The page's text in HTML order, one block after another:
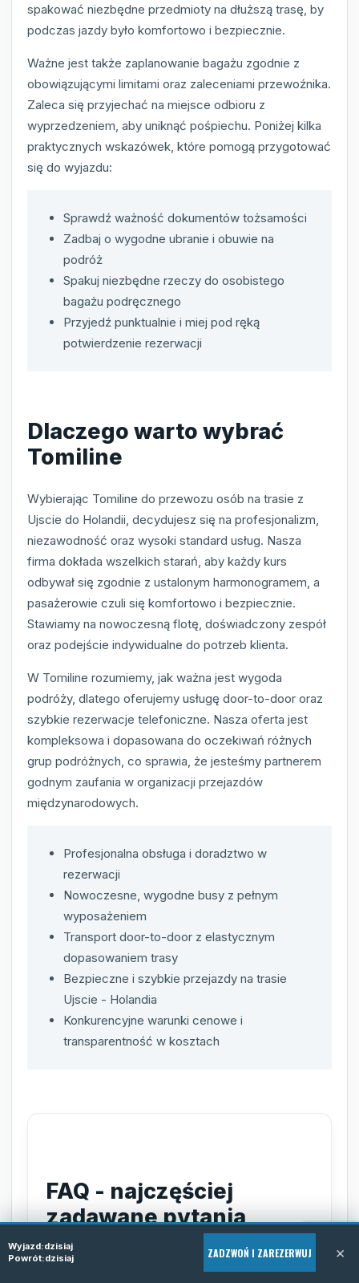
spakować niezbędne przedmioty na dłuższą trasę, by
podczas jazdy było komfortowo i bezpiecznie.
Ważne jest także zaplanowanie bagażu zgodnie z
obowiązującymi limitami oraz zaleceniami przewoźnika.
Zaleca się przyjechać na miejsce odbioru z
wyprzedzeniem, aby uniknąć pośpiechu. Poniżej kilka
praktycznych wskazówek, które pomogą przygotować
się do wyjazdu:
Sprawdź ważność dokumentów tożsamości
Zadbaj o wygodne ubranie i obuwie na
podróż
Spakuj niezbędne rzeczy do osobistego
bagażu podręcznego
Przyjedź punktualnie i miej pod ręką
potwierdzenie rezerwacji
Dlaczego warto wybrać
Tomiline
Wybierając Tomiline do przewozu osób na trasie z
Ujscie do Holandii, decydujesz się na profesjonalizm,
niezawodność oraz wysoki standard usług. Nasza
firma dokłada wszelkich starań, aby każdy kurs
odbywał się zgodnie z ustalonym harmonogramem, a
pasażerowie czuli się komfortowo i bezpiecznie.
Stawiamy na nowoczesną flotę, doświadczony zespół
oraz podejście indywidualne do potrzeb klienta.
W Tomiline rozumiemy, jak ważna jest wygoda
podróży, dlatego oferujemy usługę door-to-door oraz
szybkie rezerwacje telefoniczne. Nasza oferta jest
kompleksowa i dopasowana do oczekiwań różnych
grup podróżnych, co sprawia, że jesteśmy partnerem
godnym zaufania w organizacji przejazdów
międzynarodowych.
Profesjonalna obsługa i doradztwo w
rezerwacji
Nowoczesne, wygodne busy z pełnym
wyposażeniem
Transport door-to-door z elastycznym
dopasowaniem trasy
Bezpieczne i szybkie przejazdy na trasie
Ujscie - Holandia
Konkurencyjne warunki cenowe i
transparentność w kosztach
FAQ - najczęściej
zadawane pytania
Jak zarezerwować przejazd
busy z Ujscie do Holandii?
Wyjazd:dzisiaj
Powrót:dzisiaj ZADZWOŃ I ZAREZERWUJ ×